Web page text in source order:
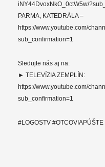
iNY44DvoxNkO_0ctW5w/
PARMA, KATEDRÁLA –
https://www.youtube.com/
sub_confirmation=1
Sledujte nás aj na:
► TELEVÍZIA ZEMPLÍN:
https://www.youtube.com/
sub_confirmation=1
#LOGOSTV #OTCOVIAPÚŠTE